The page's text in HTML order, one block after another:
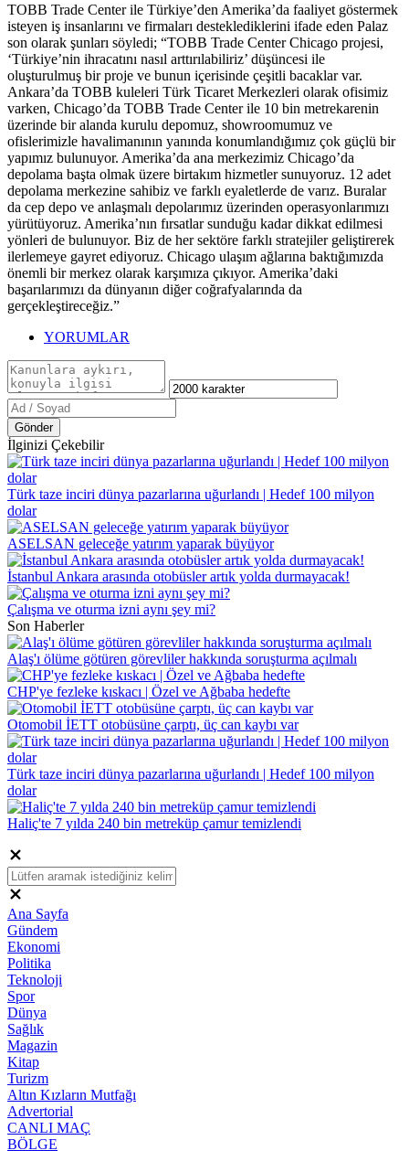
TOBB Trade Center ile Türkiye’den Amerika’da faaliyet göstermek
isteyen iş insanlarını ve firmaları desteklediklerini ifade eden Palaz
son olarak şunları söyledi; “TOBB Trade Center Chicago projesi,
‘Türkiye’nin ihracatını nasıl arttırılabiliriz’ düşüncesi ile
oluşturulmuş bir proje ve bunun içerisinde çeşitli bacaklar var.
Ankara’da TOBB kuleleri Türk Ticaret Merkezleri olarak ofisimiz
varken, Chicago’da TOBB Trade Center ile 10 bin metrekarenin
üzerinde bir alanda kurulu depomuz, showroomumuz ve
ofislerimizle havalimanının yanında konumlandığımız çok güçlü bir
yapımız bulunuyor. Amerika’da ana merkezimiz Chicago’da
depolama başta olmak üzere birtakım hizmetler sunuyoruz. 12 adet
depolama merkezine sahibiz ve farklı eyaletlerde de varız. Buralar
da cep depo ve anlaşmalı depolarımız üzerinden operasyonlarımızı
yürütüyoruz. Amerika’nın fırsatlar sunduğu kadar dikkat edilmesi
yönleri de bulunuyor. Biz de her sektöre farklı stratejiler geliştirerek
ilerlemeye gayret ediyoruz. Chicago ulaşım ağlarına baktığımızda
önemli bir merkez olarak karşımıza çıkıyor. Amerika’daki
başarılarımızı da dünyanın diğer coğrafyalarında da
gerçekleştireceğiz.”
YORUMLAR
Gönder
İlginizi Çekebilir
Türk taze inciri dünya pazarlarına uğurlandı | Hedef 100 milyon
dolar
ASELSAN geleceğe yatırım yaparak büyüyor
İstanbul Ankara arasında otobüsler artık yolda durmayacak!
Çalışma ve oturma izni aynı şey mi?
Son Haberler
Alaş'ı ölüme götüren görevliler hakkında soruşturma açılmalı
CHP'ye fezleke kıskacı | Özel ve Ağbaba hedefte
Otomobil İETT otobüsüne çarptı, üç can kaybı var
Türk taze inciri dünya pazarlarına uğurlandı | Hedef 100 milyon
dolar
Haliç'te 7 yılda 240 bin metreküp çamur temizlendi
Ana Sayfa
Gündem
Ekonomi
Politika
Teknoloji
Spor
Dünya
Sağlık
Magazin
Kitap
Turizm
Altın Kızların Mutfağı
Advertorial
CANLI MAÇ
BÖLGE